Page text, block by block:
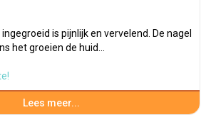
is pijnlijk en vervelend. De nagel
het groeien de huid…
Lees meer...